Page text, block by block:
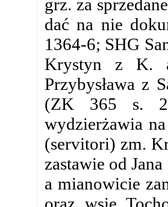
grz. za
dać na nie
1364-6; SHG
Krystyn z K.
Przybysława z
(ZK 365 s.
wydzierżawia
(servitori) zm.
zastawie od
a mianowicie